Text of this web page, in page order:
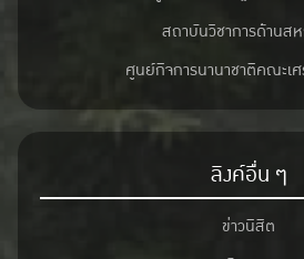
สถาบันวิชาการด้าน
ศูนย์กิจการนานาชาติคณะเ
ลิงค์อื่น ๆ
ข่าวนิสิต